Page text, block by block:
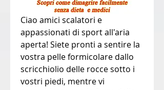
Ciao amici scalatori e
appassionati di sport all'aria
aperta! Siete pronti a sentire la
vostra pelle formicolare dallo
scricchiolio delle rocce sotto i
vostri piedi, mentre vi